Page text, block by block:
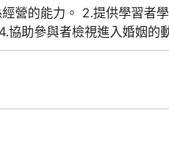
營的能力。 2.提供學習者
助參與者檢視進入婚姻的